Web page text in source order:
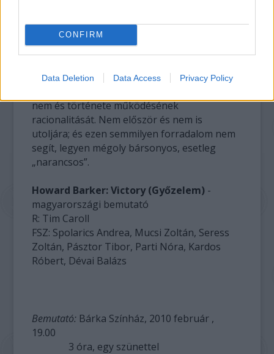
CONFIRM
Data Deletion Data Access Privacy Policy
Példának okáért addig tudatlan lánya eltökéli,
hogy gondozza apja hagyatékát, folytatja
munkáját, terjeszti az általa hirdetett
a látszólag őrült özvegy és élatútja kétségbe
nem és története működésének
racionalitását. Nem először és nem is
utoljára; és ezen semmilyen forradalom nem
segít, legyen mégoly bársonyos, esetleg
„narancsos”.
Howard Barker: Victory (Győzelem) -
magyarországi bemutató
R: Tim Caroll
FSZ: Spolarics Andrea, Mucsi Zoltán, Seress
Zoltán, Pásztor Tibor, Parti Nóra, Kardos
Róbert, Dévai Balázs
Bemutató: Bárka Színház, 2010 február ,
19.00
3 óra, egy szünettel